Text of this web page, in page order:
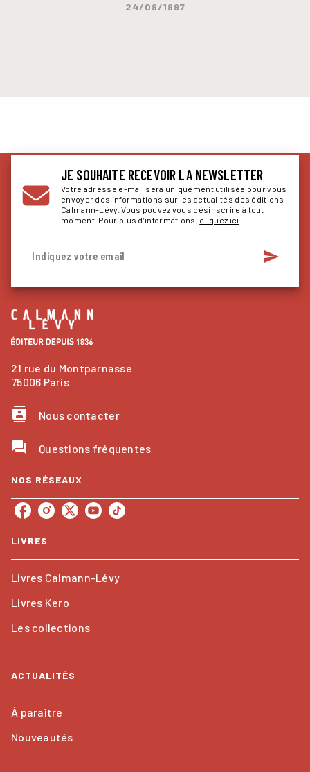
24/09/1997
JE SOUHAITE RECEVOIR LA NEWSLETTER
Votre adresse e-mail sera uniquement utilisée pour vous
envoyer des informations sur les actualités des éditions
Calmann-Lévy. Vous pouvez vous désinscrire à tout
moment. Pour plus d’informations, cliquez ici
Indiquez votre email send
21 rue du Montparnasse
75006 Paris
contacts Nous contacter
question_answer Questions fréquentes
NOS RÉSEAUX
LIVRES
Livres Calmann-Lévy
Livres Kero
Les collections
ACTUALITÉS
À paraître
Nouveautés